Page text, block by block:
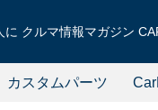
クルマ情報マガジン
カスタムパーツ